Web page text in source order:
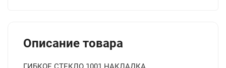
Описание товара